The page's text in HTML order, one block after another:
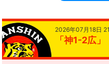
2026年07月18日
「神1-2広」